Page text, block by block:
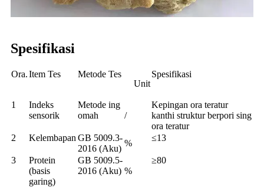
Spesifikasi
Ora.Item Tes
Metode Tes
Unit
Spesifikasi
1
Indeks
sensorik
Metode ing
omah
/
Kepingan ora teratur
kanthi struktur berpori sing
ora teratur
2
Kelembapan GB 5009.3-
2016 (Aku)
%
≤13
3
Protein
(basis
garing)
GB 5009.5-
2016 (Aku) %
≥80